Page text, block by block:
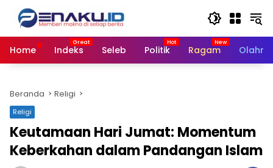
Langsung
konten
Home
Indeks Seleb Politik Ragam
Beranda Religi
Religi
Keutamaan Hari Jumat: Momentum
Keberkahan dalam Pandangan Islam